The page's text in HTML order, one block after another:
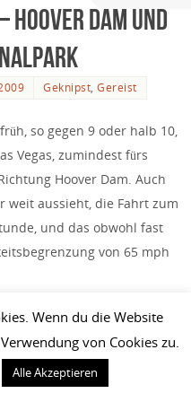
Hoover Dam und
Geknipst,Gereist
so gegen 9 oder halb 10,
Vegas, zumindest fürs
Hoover Dam. Auch
weit aussieht, die Fahrt zum
und das obwohl fast
von 65 mph
Hoover Dam
Wenn du die Website
von Cookies zu.
Alle Akzeptieren